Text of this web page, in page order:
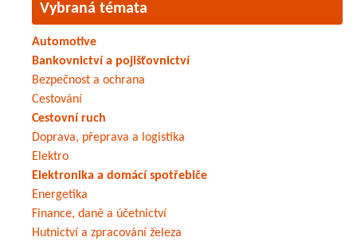
Vybraná témata
Automotive
Bankovnictví a pojišťovnictví
Bezpečnost a ochrana
Cestování
Cestovní ruch
Doprava, přeprava a logistika
Elektro
Elektronika a domácí spotřebiče
Energetika
Finance, daně a účetnictví
Hutnictví a zpracování železa